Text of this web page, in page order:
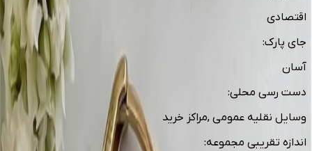
اقتصادی
جای پارک:
آسان
دست رسی محلی:
وسایل نقلیه عمومی ,مراکز خرید
اندازه تقریبی مجموعه: